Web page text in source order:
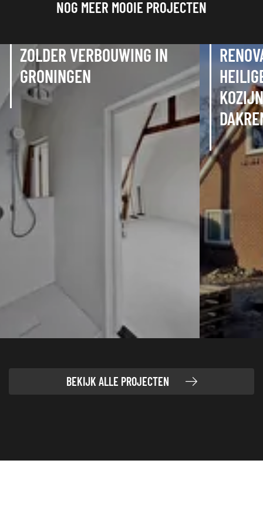
NOG MEER MOOIE PROJECTEN
ZOLDER VERBOUWING IN
GRONINGEN
BEKIJK ALLE PROJECTEN